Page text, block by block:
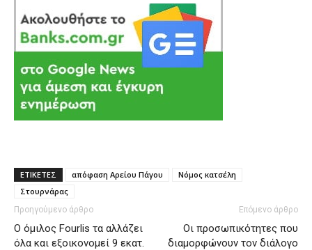
ΕΤΙΚΕΤΕΣ απόφαση Αρείου Πάγου
Νόμος κατσέλη
Στουρνάρας
Προηγούμενο άρθρο
Ο όμιλος Fourlis τα αλλάζει
όλα και εξοικονομεί 9 εκατ.
Επόμενο άρθρο
Οι προσωπικότητες που
διαμορφώνουν τον διάλογο